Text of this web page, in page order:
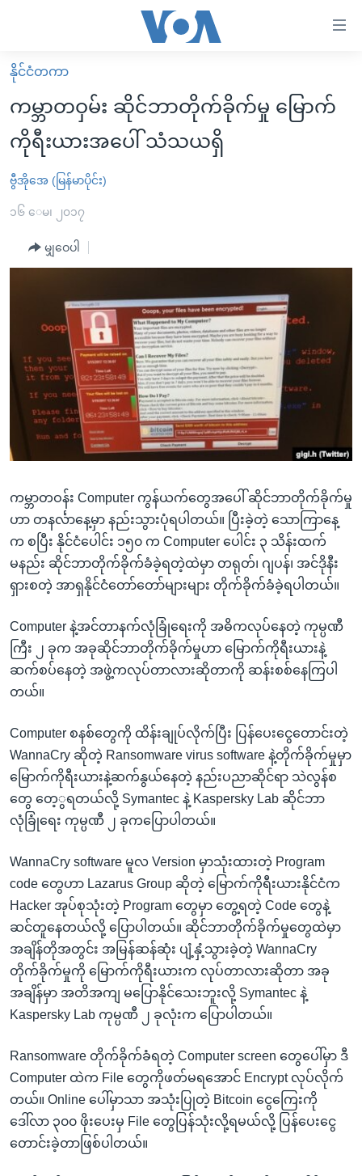
လွယ်ကူ
စေ
သည့်
Link
များ
ပင်မ
စာမျက်နှာ
ကျော်
ရန်
ရှာဖွေ
ရန်
နေရာ
သို့
ရန်
မူလစာမျက်နှာ
မြန်မာ
ကမ္ဘာ့သတင်းများ
နိုင်ငံတကာ
အစ္စရေး-ပါလက်စတိုင်း
ဗွီဒီယို
သတင်းလွတ်လပ်ခွင့်
အင်္ဂလိပ်စာလေ့လာမယ်
မကြေးမုံရဲ့ အင်္ဂလိပ်စာ
ရုပ်ရှင်ထဲက အင်္ဂလိပ်စာ
သုတပဒေသာ အင်္ဂလိပ်စာ
ရေဒီယိုနှင့်ရုပ်သံ အချက်အလက်များ
ရေဒီယို/တီဗွီအစီအစဉ်
Learning English
ဗွီအိုအေ လူမှုကွန်ယက်များ
ဘာသာစကားများ
နိုင်ငံတကာ
ကမ္ဘာတဝှမ်း ဆိုင်ဘာတိုက်ခိုက်မှု မြောက်
ကိုရီးယားအပေါ် သံသယရှိ
ဗွီအိုအေ (မြန်မာပိုင်း)
၁၆ ေမ၊ ၂၀၁၇
မျှဝေပါ
ကမ္ဘာတဝန်း Computer ကွန်ယက်တွေအပေါ် ဆိုင်ဘာတိုက်ခိုက်မှု
ဟာ တနင်္လာနေ့မှာ နည်းသွားပုံရပါတယ်။ ပြီးခဲ့တဲ့ သောကြာနေ့
က စပြီး နိုင်ငံပေါင်း ၁၅၀ က Computer ပေါင်း ၃ သိန်းထက်
မနည်း ဆိုင်ဘာတိုက်ခိုက်ခံခဲ့ရတဲ့ထဲမှာ တရုတ်၊ ဂျပန်၊ အင်ဒိုနီး
ရှားစတဲ့ အာရှနိုင်ငံတော်တော်များများ တိုက်ခိုက်ခံခဲ့ရပါတယ်။
Computer နဲ့အင်တာနက်လုံခြုံရေးကို အဓိကလုပ်နေတဲ့ ကုမ္ပဏီ
ကြီး ၂ ခုက အခုဆိုင်ဘာတိုက်ခိုက်မှုဟာ မြောက်ကိုရီးယားနဲ့
ဆက်စပ်နေတဲ့ အဖွဲ့ကလုပ်တာလားဆိုတာကို ဆန်းစစ်နေကြပါ
တယ်။
Computer စနစ်တွေကို ထိန်းချုပ်လိုက်ပြီး ပြန်ပေးငွေတောင်းတဲ့
WannaCry ဆိုတဲ့ Ransomware virus software နဲ့တိုက်ခိုက်မှုမှာ
မြောက်ကိုရီးယားနဲ့ဆက်နွယ်နေတဲ့ နည်းပညာဆိုင်ရာ သဲလွန်စ
တွေ တေ့ွရတယ်လို့ Symantec နဲ့ Kaspersky Lab ဆိုင်ဘာ
လုံခြုံရေး ကုမ္ပဏီ ၂ ခုကပြောပါတယ်။
WannaCry software မူလ Version မှာသုံးထားတဲ့ Program
code တွေဟာ Lazarus Group ဆိုတဲ့ မြောက်ကိုရီးယားနိုင်ငံက
Hacker အုပ်စုသုံးတဲ့ Program တွေမှာ တွေ့ရတဲ့ Code တွေနဲ့
ဆင်တူနေတယ်လို့ ပြောပါတယ်။ ဆိုင်ဘာတိုက်ခိုက်မှုတွေထဲမှာ
အချိန်တိုအတွင်း အမြန်ဆန်ဆုံး ပျံ့နှံ့သွားခဲ့တဲ့ WannaCry
တိုက်ခိုက်မှုကို မြောက်ကိုရီးယားက လုပ်တာလားဆိုတာ အခု
အချိန်မှာ အတိအကျ မပြောနိုင်သေးဘူးလို့ Symantec နဲ့
Kaspersky Lab ကုမ္ပဏီ ၂ ခုလုံးက ပြောပါတယ်။
Ransomware တိုက်ခိုက်ခံရတဲ့ Computer screen တွေပေါ်မှာ ဒီ
Computer ထဲက File တွေကိုဖတ်မရအောင် Encrypt လုပ်လိုက်
တယ်။ Online ပေါ်မှာသာ အသုံးပြုတဲ့ Bitcoin ငွေကြေးကို
ဒေါ်လာ ၃၀၀ ဖိုးပေးမှ File တွေပြန်သုံးလို့ရမယ်လို့ ပြန်ပေးငွေ
တောင်းခဲ့တာဖြစ်ပါတယ်။